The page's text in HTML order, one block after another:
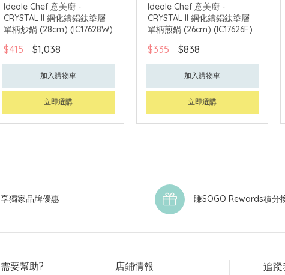
Ideale Chef 意美廚 -
CRYSTAL II 鋼化鑄鋁鈦塗層
單柄炒鍋 (28cm) (IC17628W)
$415 $1,038
加入購物車
立即選購
Ideale Chef 意美廚 -
CRYSTAL II 鋼化鑄鋁鈦塗層
單柄煎鍋 (26cm) (IC17626F)
$335 $838
加入購物車
立即選購
享獨家品牌優惠 賺SOGO Rewards積分
需要幫助? 店鋪情報 追